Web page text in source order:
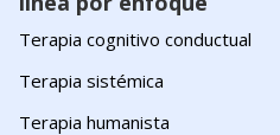
Terapia cognitivo conductual
Terapia sistémica
Terapia humanista